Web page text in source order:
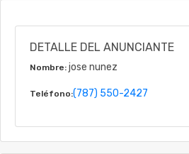
DETALLE DEL ANUNCIANTE
Nombre: jose nunez
Teléfono:(787) 550-2427